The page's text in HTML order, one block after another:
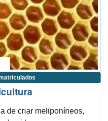
de criar meliponíneos,